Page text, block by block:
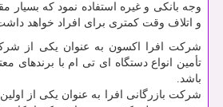
وجه بانکی و غیره استفاده نمود که بسیار
و اتلاف وقت کمتری برای افراد خواهد
شرکت افرا اکسون به عنوان یکی از
تأمین انواع دستگاه ای تی ام با
باشد.
شرکت بازرگانی افرا به عنوان یکی از